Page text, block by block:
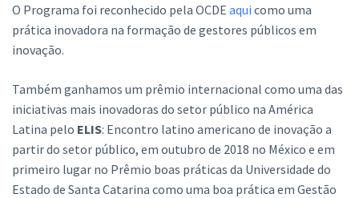
O Programa foi reconhecido pela OCDE aqui como uma
prática inovadora na formação de gestores públicos em
inovação.
Também ganhamos um prêmio internacional como uma das
iniciativas mais inovadoras do setor público na América
Latina pelo ELIS: Encontro latino americano de inovação a
partir do setor público, em outubro de 2018 no México e em
primeiro lugar no Prêmio boas práticas da Universidade do
Estado de Santa Catarina como uma boa prática em Gestão